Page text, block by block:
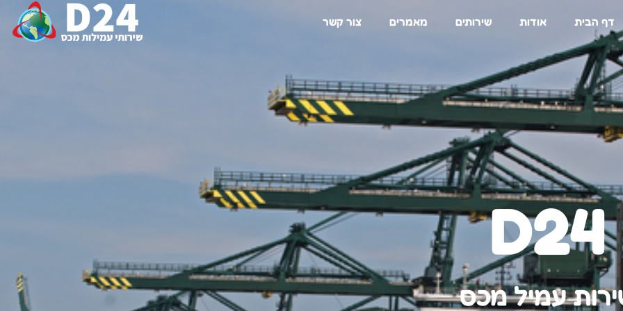
דף הבית אודות שירותים מאמרים צור קשר
D24
עמיל מכס